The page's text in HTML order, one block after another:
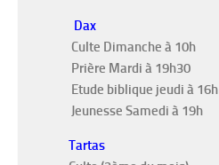
Dax
Culte Dimanche à 10h
Prière Mardi à 19h30
Etude biblique jeudi à 16h
Jeunesse Samedi à 19h
Tartas